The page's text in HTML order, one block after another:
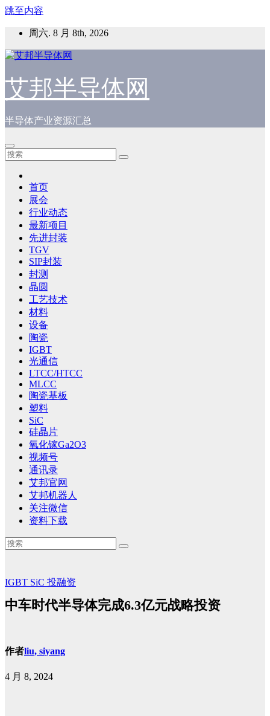
跳至内容
周六. 8 月 8th, 2026
艾邦半导体网
半导体产业资源汇总
首页
展会
行业动态
最新项目
先进封装
TGV
SIP封装
封测
晶圆
工艺技术
材料
设备
陶瓷
IGBT
光通信
LTCC/HTCC
MLCC
陶瓷基板
塑料
SiC
硅晶片
氧化镓Ga2O3
视频号
通讯录
艾邦官网
艾邦机器人
关注微信
资料下载
IGBT SiC 投融资
中车时代半导体完成6.3亿元战略投资
作者liu, siyang
4 月 8, 2024